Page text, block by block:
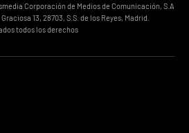
Corporación de Medios de Comunicación, S.A
13, 28703, S.S. de los Reyes, Madrid.
todos los derechos